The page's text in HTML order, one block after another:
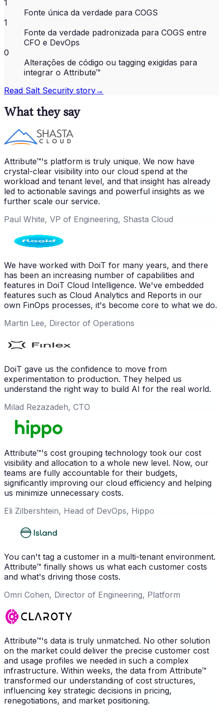
1
Fonte única da verdade para COGS
1
Fonte da verdade padronizada para COGS entre
CFO e DevOps
0
Alterações de código ou tagging exigidas para
integrar o Attribute™
Read Salt Security story→
What they say
Attribute™'s platform is truly unique. We now have
crystal-clear visibility into our cloud spend at the
workload and tenant level, and that insight has already
led to actionable savings and powerful insights as we
further scale our service.
Paul White, VP of Engineering, Shasta Cloud
We have worked with DoiT for many years, and there
has been an increasing number of capabilities and
features in DoiT Cloud Intelligence. We've embedded
features such as Cloud Analytics and Reports in our
own FinOps processes, it's become core to what we do.
Martin Lee, Director of Operations
DoiT gave us the confidence to move from
experimentation to production. They helped us
understand the right way to build AI for the real world.
Milad Rezazadeh, CTO
Attribute™'s cost grouping technology took our cost
visibility and allocation to a whole new level. Now, our
teams are fully accountable for their budgets,
significantly improving our cloud efficiency and helping
us minimize unnecessary costs.
Eli Zilbershtein, Head of DevOps, Hippo
You can't tag a customer in a multi-tenant environment.
Attribute™ finally shows us what each customer costs
and what's driving those costs.
Omri Cohen, Director of Engineering, Platform
Attribute™'s data is truly unmatched. No other solution
on the market could deliver the precise customer cost
and usage profiles we needed in such a complex
infrastructure. Within weeks, the data from Attribute™
transformed our understanding of cost structures,
influencing key strategic decisions in pricing,
renegotiations, and market positioning.